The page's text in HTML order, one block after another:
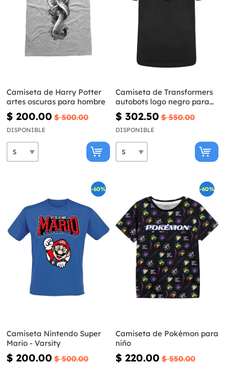
Camiseta de Harry Potter
artes oscuras para hombre
$ 200.00 $ 500.00
DISPONIBLE
Camiseta de Transformers
autobots logo negro para
adulto
$ 302.50 $ 550.00
DISPONIBLE
-60%
Camiseta Nintendo Super
Mario - Varsity
$ 200.00 $ 500.00
-60%
Camiseta de Pokémon para
niño
$ 220.00 $ 550.00